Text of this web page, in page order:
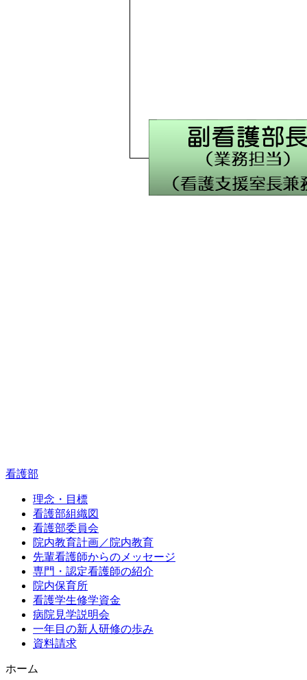
看護部
理念・目標
看護部組織図
看護部委員会
院内教育計画／院内教育
先輩看護師からのメッセージ
専門・認定看護師の紹介
院内保育所
看護学生修学資金
病院見学説明会
一年目の新人研修の歩み
資料請求
ホーム